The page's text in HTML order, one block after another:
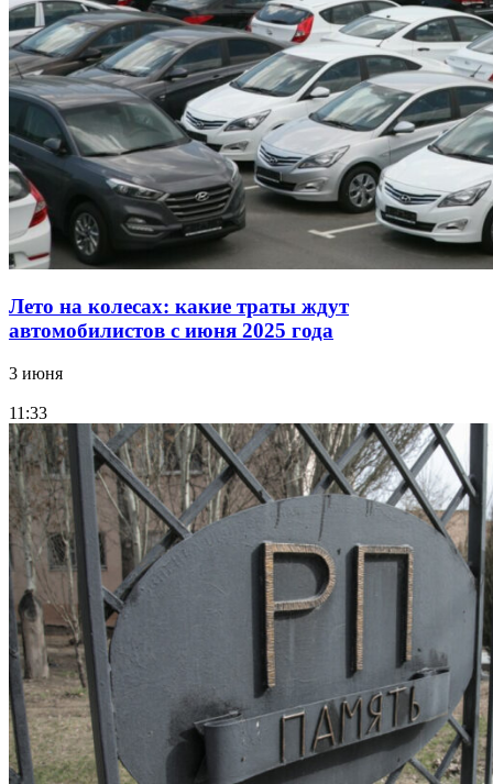
Лето на колесах: какие траты ждут
автомобилистов с июня 2025 года
3 июня
11:33